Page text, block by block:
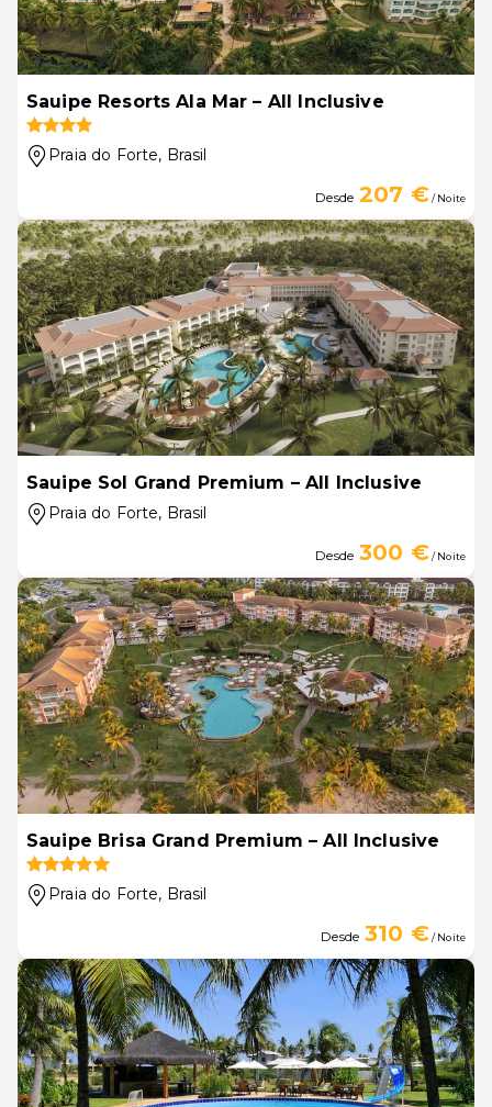
Sauipe Resorts Ala Mar – All Inclusive
Praia do Forte, Brasil
Desde 207 €/ Noite
Sauipe Sol Grand Premium – All Inclusive
Praia do Forte, Brasil
Desde 300 €/ Noite
Sauipe Brisa Grand Premium – All Inclusive
Praia do Forte, Brasil
Desde 310 €/ Noite